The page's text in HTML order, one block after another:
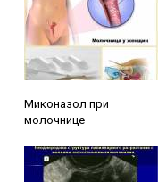
Миконазол при
молочнице